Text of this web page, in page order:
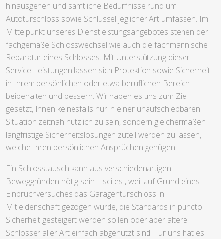
hinausgehen und sämtliche Bedürfnisse rund um
Autotürschloss sowie Schlüssel jeglicher Art umfassen. Im
Mittelpunkt unseres Dienstleistungsangebotes stehen der
fachgemäße Schlosswechsel wie auch die fachmännische
Reparatur eines Schlosses. Mit Unterstützung dieser
Service-Leistungen lassen sich Protektion sowie Sicherheit
in Ihrem persönlichen oder etwa beruflichen Bereich
beibehalten und bessern. Wir haben es uns zum Ziel
gesetzt, Ihnen keinesfalls nur in einer unaufschiebbaren
Situation zeitnah nützlich zu sein, sondern gleichermaßen
langfristige Sicherheitslösungen zuteil werden zu lassen,
welche Ihren persönlichen Ansprüchen genügen.
Ein Schlosstausch kann aus verschiedenartigen
Beweggründen nötig sein – sei es , weil auf Grund eines
Einbruchversuches das Garagentürschloss in
Mitleidenschaft gezogen wurde, die Standards in puncto
Sicherheit gesteigert werden sollen oder aber ältere
Schlösser aller Art einfach abgenutzt sind. Für uns hat es